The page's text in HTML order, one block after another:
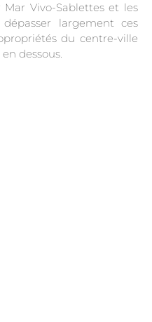
Vivo-Sablettes et les
largement ces
du centre-ville
dessous.